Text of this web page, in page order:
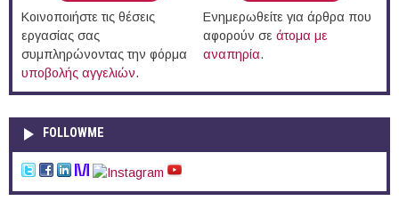
Κοινοποιήστε τις θέσεις
εργασίας σας
συμπληρώνοντας την φόρμα
υποβολής αγγελιών.
Ενημερωθείτε για άρθρα που
αφορούν σε άτομα με
αναπηρία.
FOLLOWME